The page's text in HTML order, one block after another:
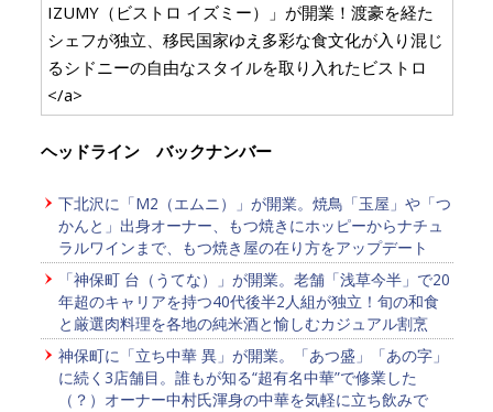
IZUMY（ビストロ イズミー）」が開業！渡豪を経た
シェフが独立、移民国家ゆえ多彩な食文化が入り混じ
るシドニーの自由なスタイルを取り入れたビストロ
</a>
ヘッドライン バックナンバー
下北沢に「M2（エムニ）」が開業。焼鳥「玉屋」や「つ
かんと」出身オーナー、もつ焼きにホッピーからナチュ
ラルワインまで、もつ焼き屋の在り方をアップデート
「神保町 台（うてな）」が開業。老舗「浅草今半」で20
年超のキャリアを持つ40代後半2人組が独立！旬の和食
と厳選肉料理を各地の純米酒と愉しむカジュアル割烹
神保町に「立ち中華 異」が開業。「あつ盛」「あの字」
に続く3店舗目。誰もが知る“超有名中華”で修業した
（？）オーナー中村氏渾身の中華を気軽に立ち飲みで